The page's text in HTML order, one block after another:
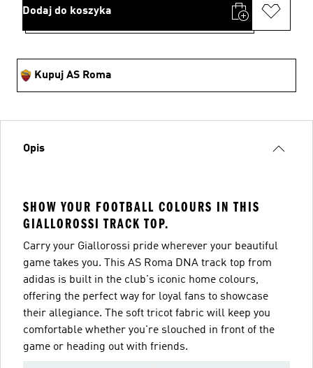
Dodaj do koszyka
Kupuj AS Roma
Opis
SHOW YOUR FOOTBALL COLOURS IN THIS
GIALLOROSSI TRACK TOP.
Carry your Giallorossi pride wherever your beautiful
game takes you. This AS Roma DNA track top from
adidas is built in the club's iconic home colours,
offering the perfect way for loyal fans to showcase
their allegiance. The soft tricot fabric will keep you
comfortable whether you're slouched in front of the
game or heading out with friends.